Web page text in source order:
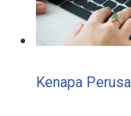
Kenapa